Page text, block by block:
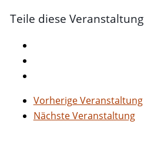
Teile diese Veranstaltung
Vorherige Veranstaltung
Nächste Veranstaltung